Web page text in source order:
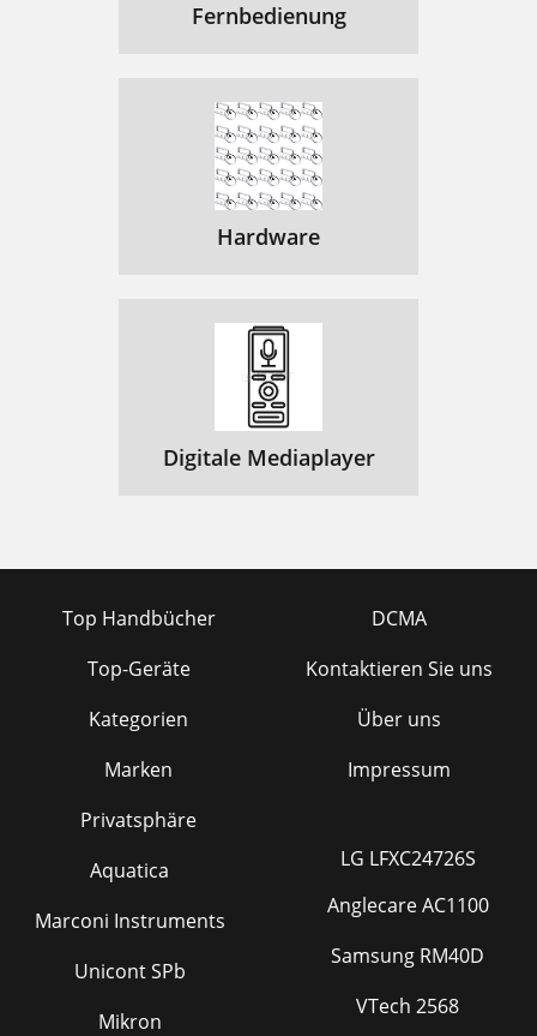
Fernbedienung
Hardware
Digitale Mediaplayer
Top Handbücher
Top-Geräte
Kategorien
Marken
Privatsphäre
DCMA
Kontaktieren Sie uns
Über uns
Impressum
Aquatica
Marconi Instruments
Unicont SPb
Mikron
LG LFXC24726S
Anglecare AC1100
Samsung RM40D
VTech 2568